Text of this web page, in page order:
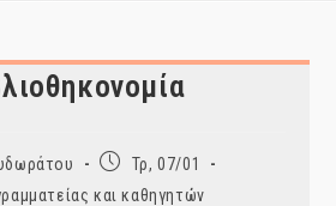
PostΤρ, 07/01
και καθηγητών